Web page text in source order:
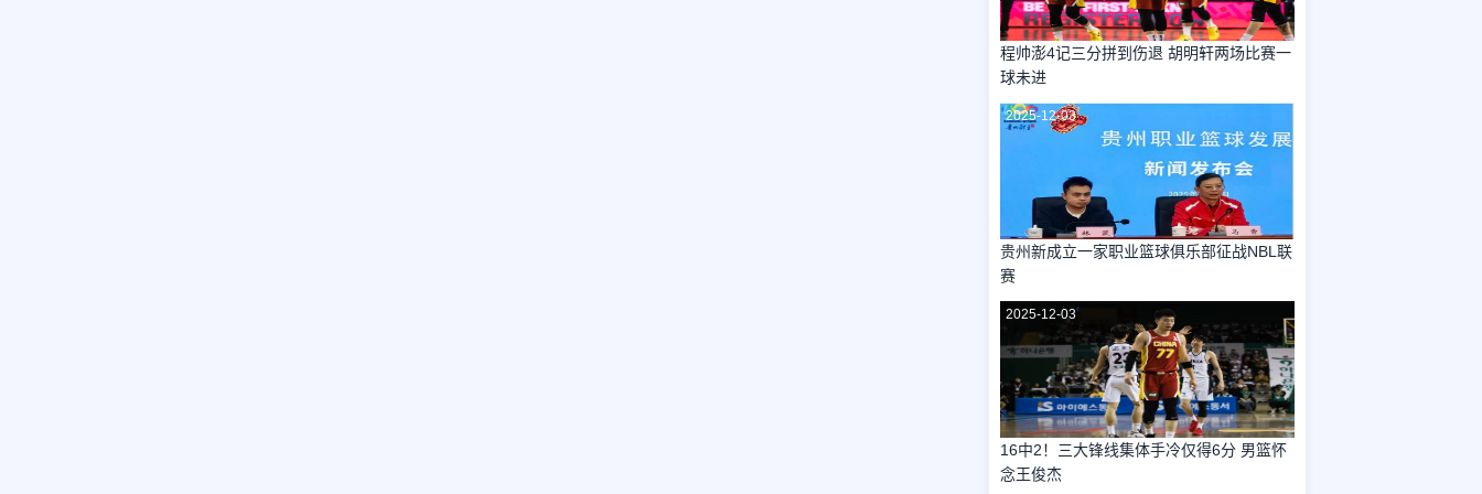
程帅澎4记三分拼到伤退 胡明轩两场比赛一
球未进
2025-12-03
贵州新成立一家职业篮球俱乐部征战NBL联
赛
2025-12-03
16中2！三大锋线集体手冷仅得6分 男篮怀
念王俊杰